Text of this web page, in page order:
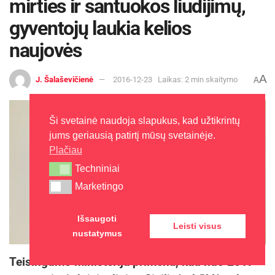
mirties ir santuokos liudijimų,
gyventojų laukia kelios
naujovės
J. Šalaševičienė 2016-12-23 Laikas: 2 min skaitymo AA
Teisingumo ministerija primena, kad nuo 2017
Ši svetainė naudoja slapukus, kad užtikrintų
jums geriausią patirtį mūsų svetainėje.
Plačiau
Techniniai
Techniniai
Marketingo
Marketingo
Išsaugoti
nustatymus
Leisti visus